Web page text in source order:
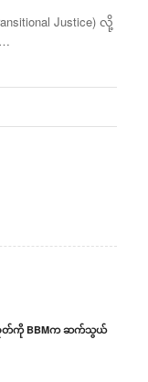
Justice) လို့
အုတ်ကို BBMက ဆက်သွယ်